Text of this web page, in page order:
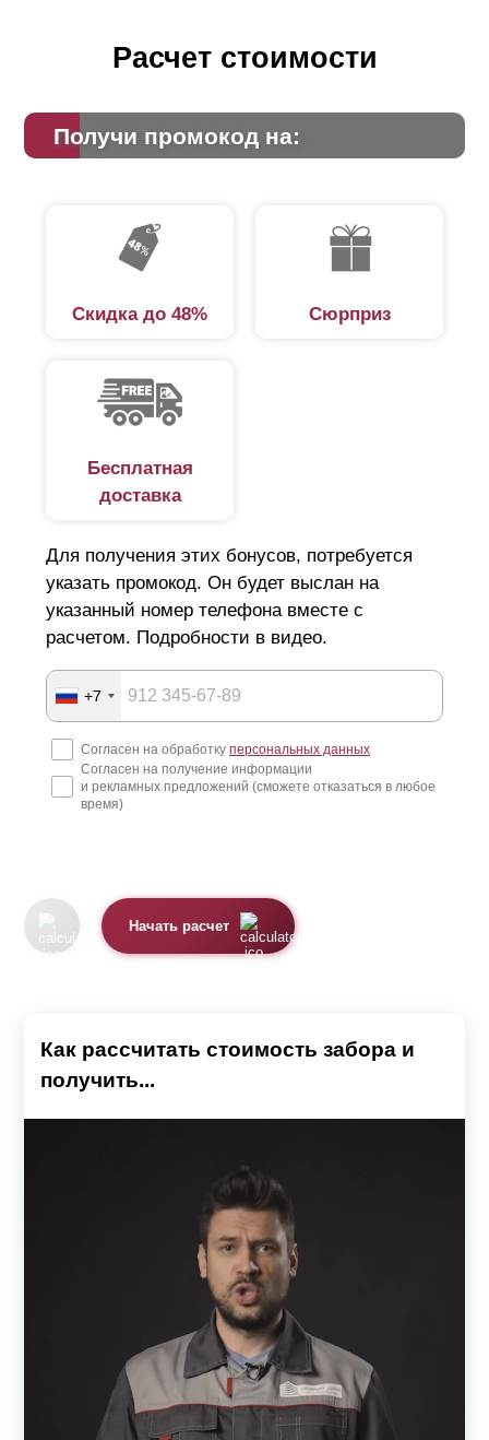
Расчет стоимости
Получи промокод на:
Скидка до 48% Сюрприз
Бесплатная
доставка
Для получения этих бонусов, потребуется
указать промокод. Он будет выслан на
указанный номер телефона вместе с
расчетом. Подробности в видео.
+7
Согласен на обработку персональных данных
Согласен на получение информации
и рекламных предложений (сможете отказаться в любое
время)
Начать расчет
Как рассчитать стоимость забора и
получить...